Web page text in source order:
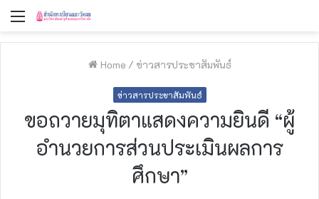
Menu
Home / ข่าวสารประชาสัมพันธ์
ข่าวสารประชาสัมพันธ์
ขอถวายมุทิตาแสดงความยินดี “ผู้
อำนวยการส่วนประเมินผลการ
ศึกษา”